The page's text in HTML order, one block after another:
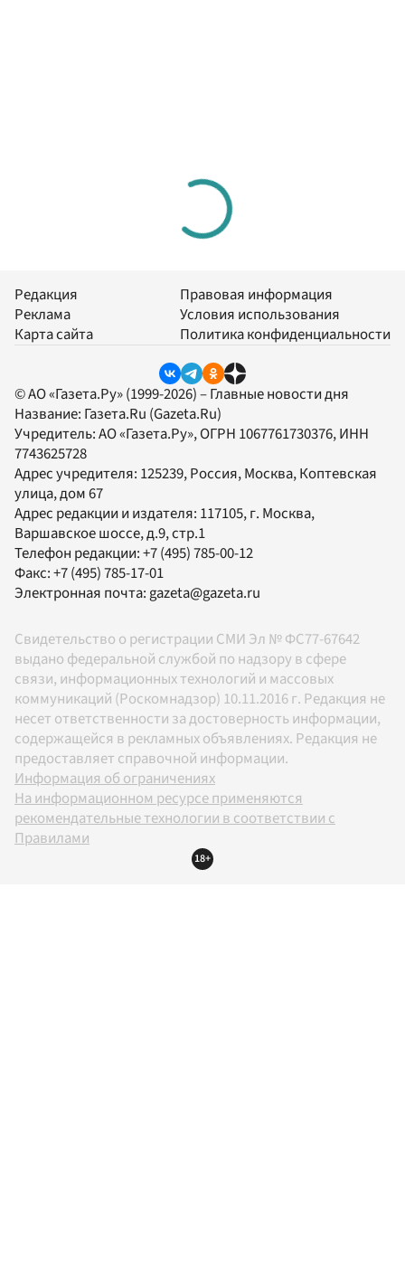
Редакция
Реклама
Карта сайта
Правовая информация
Условия использования
Политика конфиденциальности
© АО «Газета.Ру» (1999-2026) – Главные новости дня
Название: Газета.Ru (Gazeta.Ru)
Учредитель:АО «Газета.Ру», ОГРН 1067761730376, ИНН
7743625728
Адрес учредителя: 125239, Россия, Москва, Коптевская
улица, дом 67
Адрес редакции и издателя: 117105, г. Москва,
Варшавское шоссе, д.9, стр.1
Телефон редакции:+7 (495) 785-00-12
Факс:+7 (495) 785-17-01
Электронная почта:gazeta@gazeta.ru
Свидетельство о регистрации СМИ Эл № ФС77-67642
выдано федеральной службой по надзору в сфере
связи, информационных технологий и массовых
коммуникаций (Роскомнадзор) 10.11.2016 г. Редакция не
несет ответственности за достоверность информации,
содержащейся в рекламных объявлениях. Редакция не
предоставляет справочной информации.
Информация об ограничениях
На информационном ресурсе применяются
рекомендательные технологии в соответствии с
Правилами
18+